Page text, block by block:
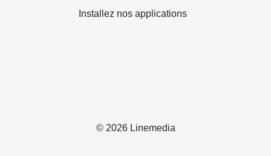
© 2026 Linemedia
Installez nos applications